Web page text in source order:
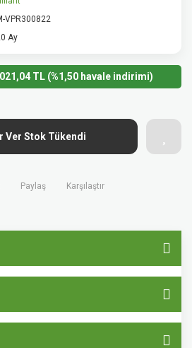
VPR300822
Ay
TL (%1,50 havale indirimi)
Ver Stok Tükendi
Paylaş Karşılaştır